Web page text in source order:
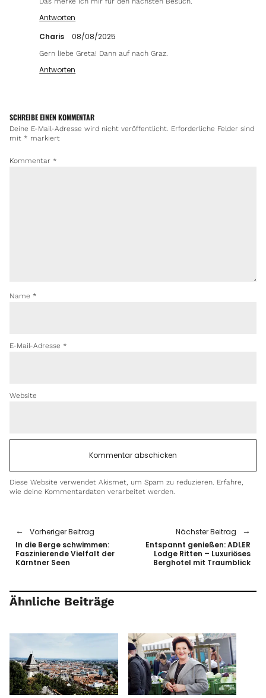
Antworten
Charis
08/08/2025
Gern liebe Greta! Dann auf nach Graz.
Antworten
SCHREIBE EINEN KOMMENTAR
Deine E-Mail-Adresse wird nicht veröffentlicht. Erforderliche Felder sind
mit* markiert
Kommentar*
Name*
E-Mail-Adresse*
Website
Diese Website verwendet Akismet, um Spam zu reduzieren. Erfahre,
wie deine Kommentardaten verarbeitet werden.
Vorheriger Beitrag
In die Berge schwimmen:
Faszinierende Vielfalt der
Kärntner Seen
Nächster Beitrag
Entspannt genießen: ADLER
Lodge Ritten – Luxuriöses
Berghotel mit Traumblick
Ähnliche Beiträge